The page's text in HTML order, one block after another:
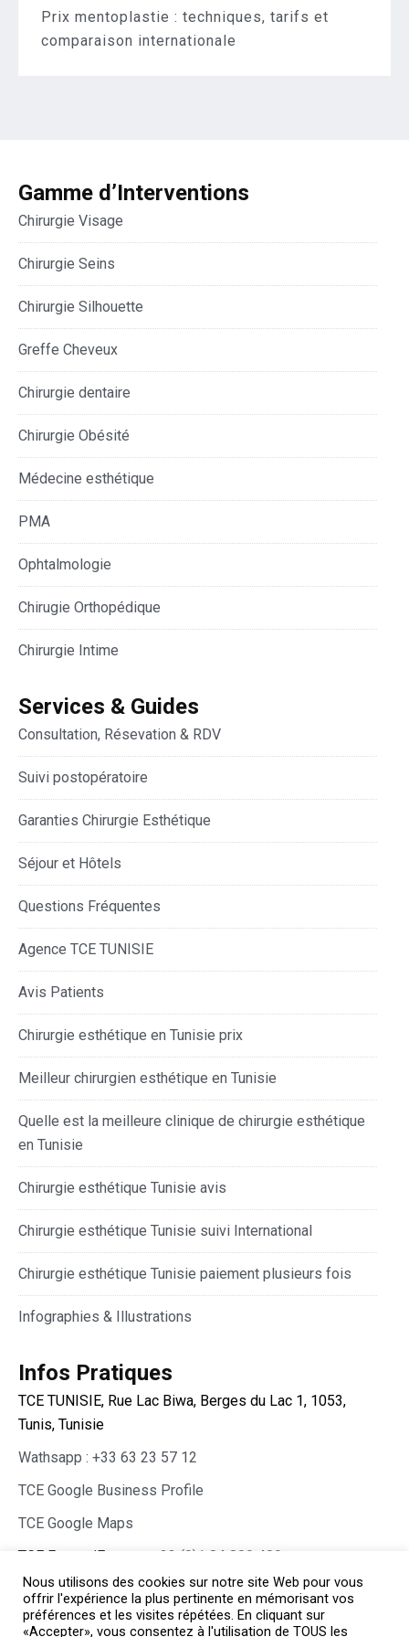
Prix mentoplastie : techniques, tarifs et
comparaison internationale
Gamme d’Interventions
Chirurgie Visage
Chirurgie Seins
Chirurgie Silhouette
Greffe Cheveux
Chirurgie dentaire
Chirurgie Obésité
Médecine esthétique
PMA
Ophtalmologie
Chirugie Orthopédique
Chirurgie Intime
Services & Guides
Consultation, Résevation & RDV
Suivi postopératoire
Garanties Chirurgie Esthétique
Séjour et Hôtels
Questions Fréquentes
Agence TCE TUNISIE
Avis Patients
Chirurgie esthétique en Tunisie prix
Meilleur chirurgien esthétique en Tunisie
Quelle est la meilleure clinique de chirurgie esthétique
en Tunisie
Chirurgie esthétique Tunisie avis
Chirurgie esthétique Tunisie suivi International
Chirurgie esthétique Tunisie paiement plusieurs fois
Infographies & Illustrations
Infos Pratiques
TCE TUNISIE, Rue Lac Biwa, Berges du Lac 1, 1053,
Tunis, Tunisie
Wathsapp : +33 63 23 57 12
TCE Google Business Profile
TCE Google Maps
TCE France/Europe :
+33 (0)1 84 800 400
Nous utilisons des cookies sur notre site Web pour vous
offrir l'expérience la plus pertinente en mémorisant vos
préférences et les visites répétées. En cliquant sur
«Accepter», vous consentez à l'utilisation de TOUS les